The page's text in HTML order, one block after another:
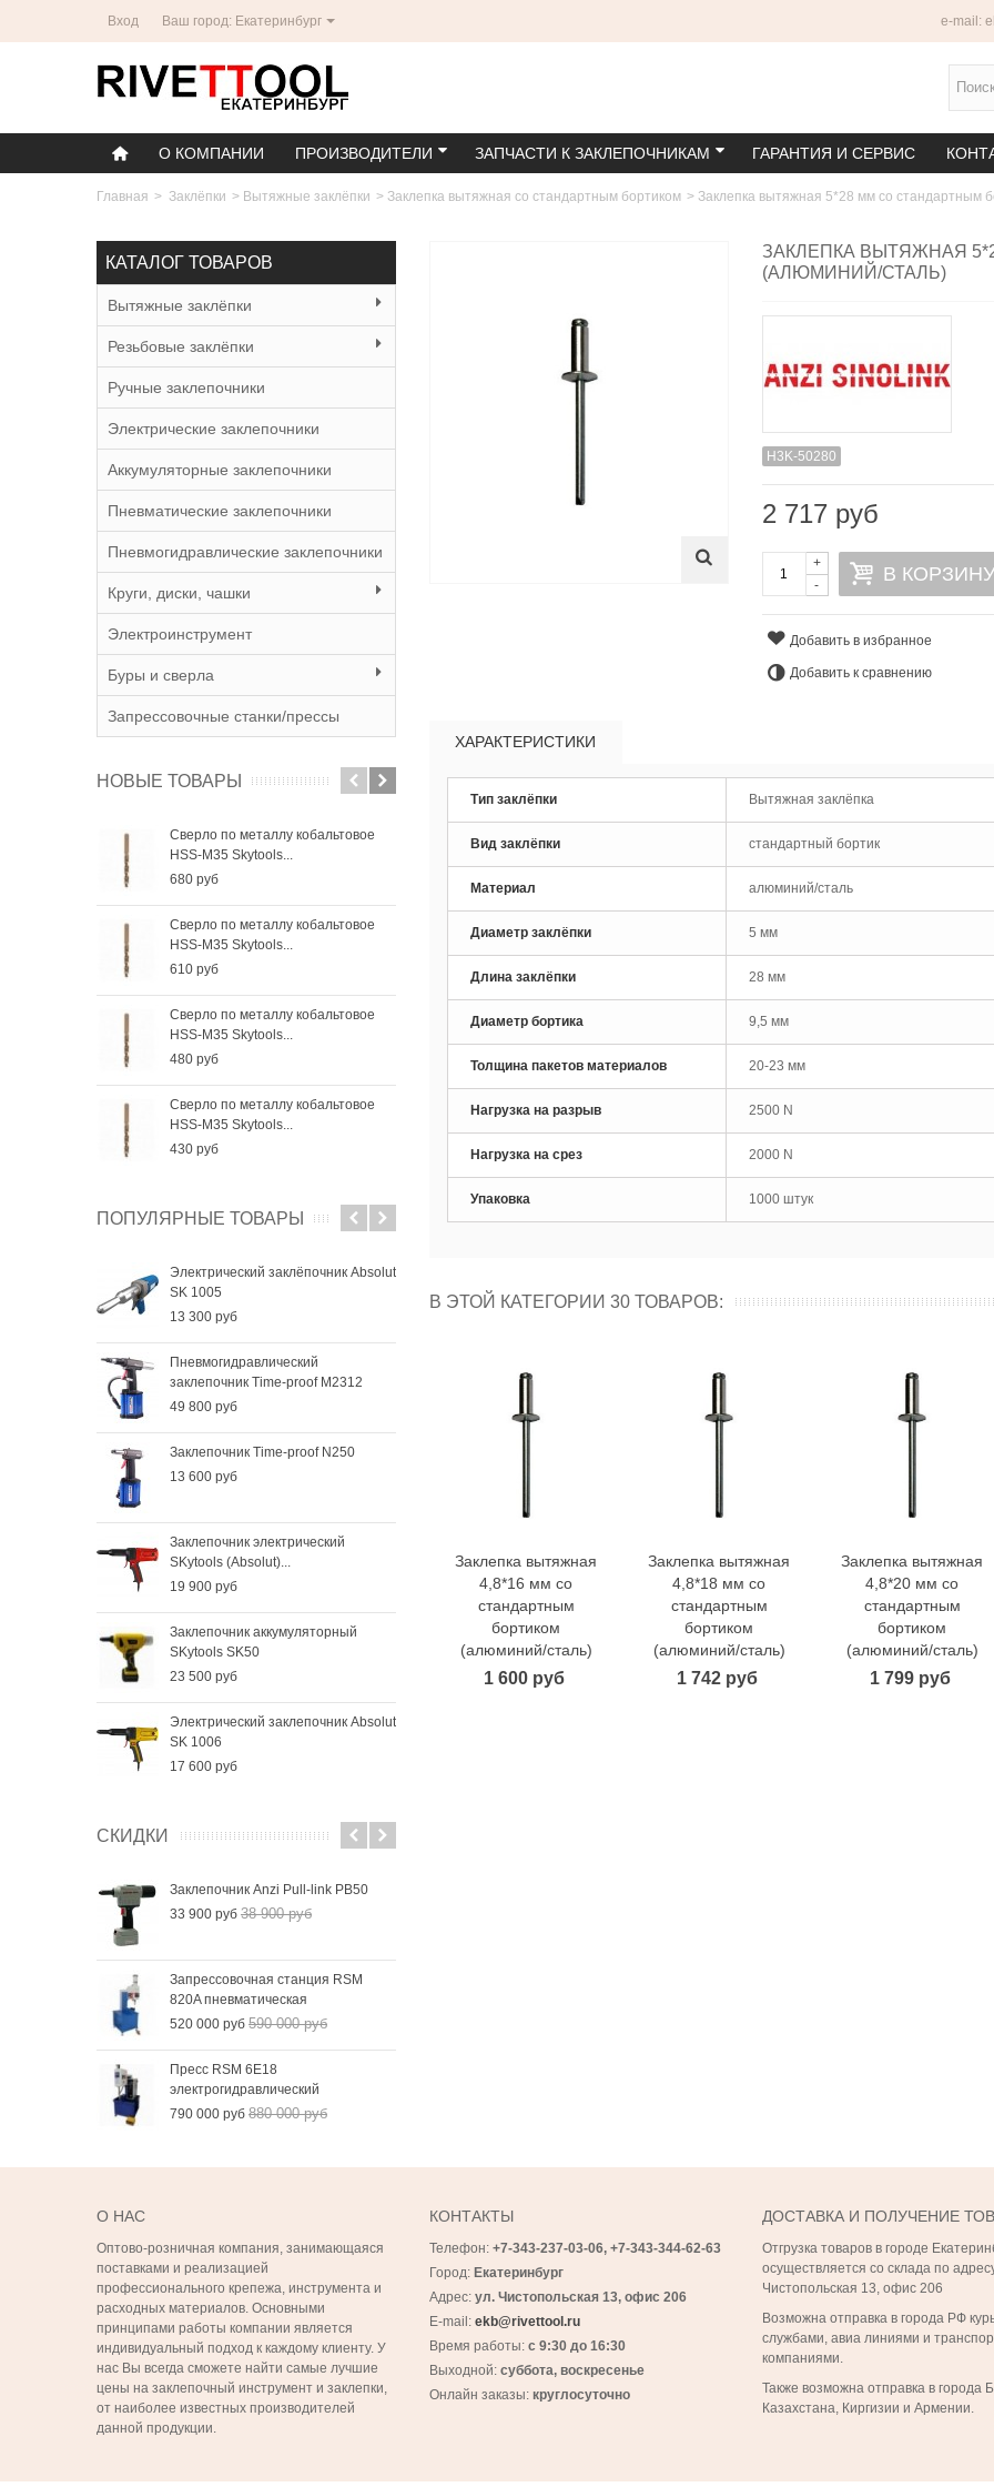
Вход Ваш город: Екатеринбург e-mail:
О КОМПАНИИ ПРОИЗВОДИТЕЛИ ЗАПЧАСТИ К ЗАКЛЕПОЧНИКАМ ГАРАНТИЯ И СЕРВИС
Главная > Заклёпки > Вытяжные заклёпки > Заклепка вытяжная со стандартным бортиком > Заклепка вытяжная 5*28 мм со стандартным
КАТАЛОГ ТОВАРОВ
Вытяжные заклёпки
Резьбовые заклёпки
Ручные заклепочники
Электрические заклепочники
Аккумуляторные заклепочники
Пневматические заклепочники
Пневмогидравлические заклепочники
Круги, диски, чашки
Электроинструмент
Буры и сверла
Запрессовочные станки/прессы
НОВЫЕ ТОВАРЫ
Сверло по металлу кобальтовое
HSS-M35 Skytools...
680 руб
Сверло по металлу кобальтовое
HSS-M35 Skytools...
610 руб
Сверло по металлу кобальтовое
HSS-M35 Skytools...
480 руб
Сверло по металлу кобальтовое
HSS-M35 Skytools...
430 руб
Сверло по металлу кобальтовое
HSS-M35 Skytools...
410 руб
Сверло по металлу кобальтовое
285 руб
Сверло по металлу кобальтовое
256 руб
Сверло по металлу кобальтовое
184 руб
ПОПУЛЯРНЫЕ ТОВАРЫ
Электрический заклёпочник Absolut
SK 1005
13 300 руб
Пневмогидравлический
заклепочник Time-proof M2312
49 800 руб
Заклепочник Time-proof N250
13 600 руб
Заклепочник электрический
SKytools (Absolut)...
19 900 руб
Заклепочник аккумуляторный
SKytools SK50
23 500 руб
Электрический заклепочник Absolut
SK 1006
17 600 руб
СКИДКИ
Заклепочник Anzi Pull-link PB50
33 900 руб 38 900 руб
Запрессовочная станция RSM
820A пневматическая
520 000 руб 590 000 руб
Пресс RSM 6Е18
электрогидравлический
790 000 руб 880 000 руб
ЗАКЛЕПКА ВЫТЯЖНАЯ
(АЛЮМИНИЙ/СТАЛЬ)
H3K-50280
2 717 руб
-
+ В КОРЗИНУ
Добавить в избранное
Добавить к сравнению
ХАРАКТЕРИСТИКИ
Тип заклёпки Вытяжная заклёпка
Вид заклёпки стандартный бортик
Материал алюминий/сталь
Диаметр заклёпки 5 мм
Длина заклёпки 28 мм
Диаметр бортика 9,5 мм
Толщина пакетов материалов 20-23 мм
Нагрузка на разрыв 2500 N
Нагрузка на срез 2000 N
Упаковка 1000 штук
В ЭТОЙ КАТЕГОРИИ 30 ТОВАРОВ:
В корзину
Заклепка вытяжная
4,8*16 мм со
стандартным
бортиком
(алюминий/сталь)
1 600 руб
В корзину
Заклепка вытяжная
4,8*18 мм со
стандартным
бортиком
(алюминий/сталь)
1 742 руб
В корзину
Заклепка вытяжная
4,8*20 мм со
стандартным
бортиком
(алюминий/сталь)
1 799 руб
О НАС
Оптово-розничная компания, занимающаяся
поставками и реализацией
профессионального крепежа, инструмента и
расходных материалов. Основными
принципами работы компании является
индивидуальный подход к каждому клиенту. У
нас Вы всегда сможете найти самые лучшие
цены на заклепочный инструмент и заклепки,
от наиболее известных производителей
данной продукции.
КОНТАКТЫ
Телефон: +7-343-237-03-06, +7-343-344-62-63
Город: Екатеринбург
Адрес: ул. Чистопольская 13, офис 206
E-mail: ekb@rivettool.ru
Время работы: с 9:30 до 16:30
Выходной: суббота, воскресенье
Онлайн заказы: круглосуточно
ДОСТАВКА И ПОЛУЧЕНИЕ
Отгрузка товаров в городе
осуществляется со склада по
Чистопольская 13, офис 206
Возможна отправка в города РФ
службами, авиа линиями и
компаниями.
Также возможна отправка в города
Казахстана, Киргизии и Армении.